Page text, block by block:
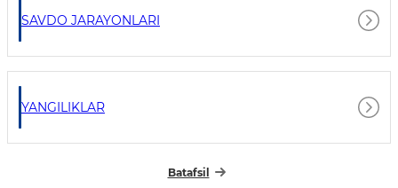
SAVDO JARAYONLARI
YANGILIKLAR
Batafsil